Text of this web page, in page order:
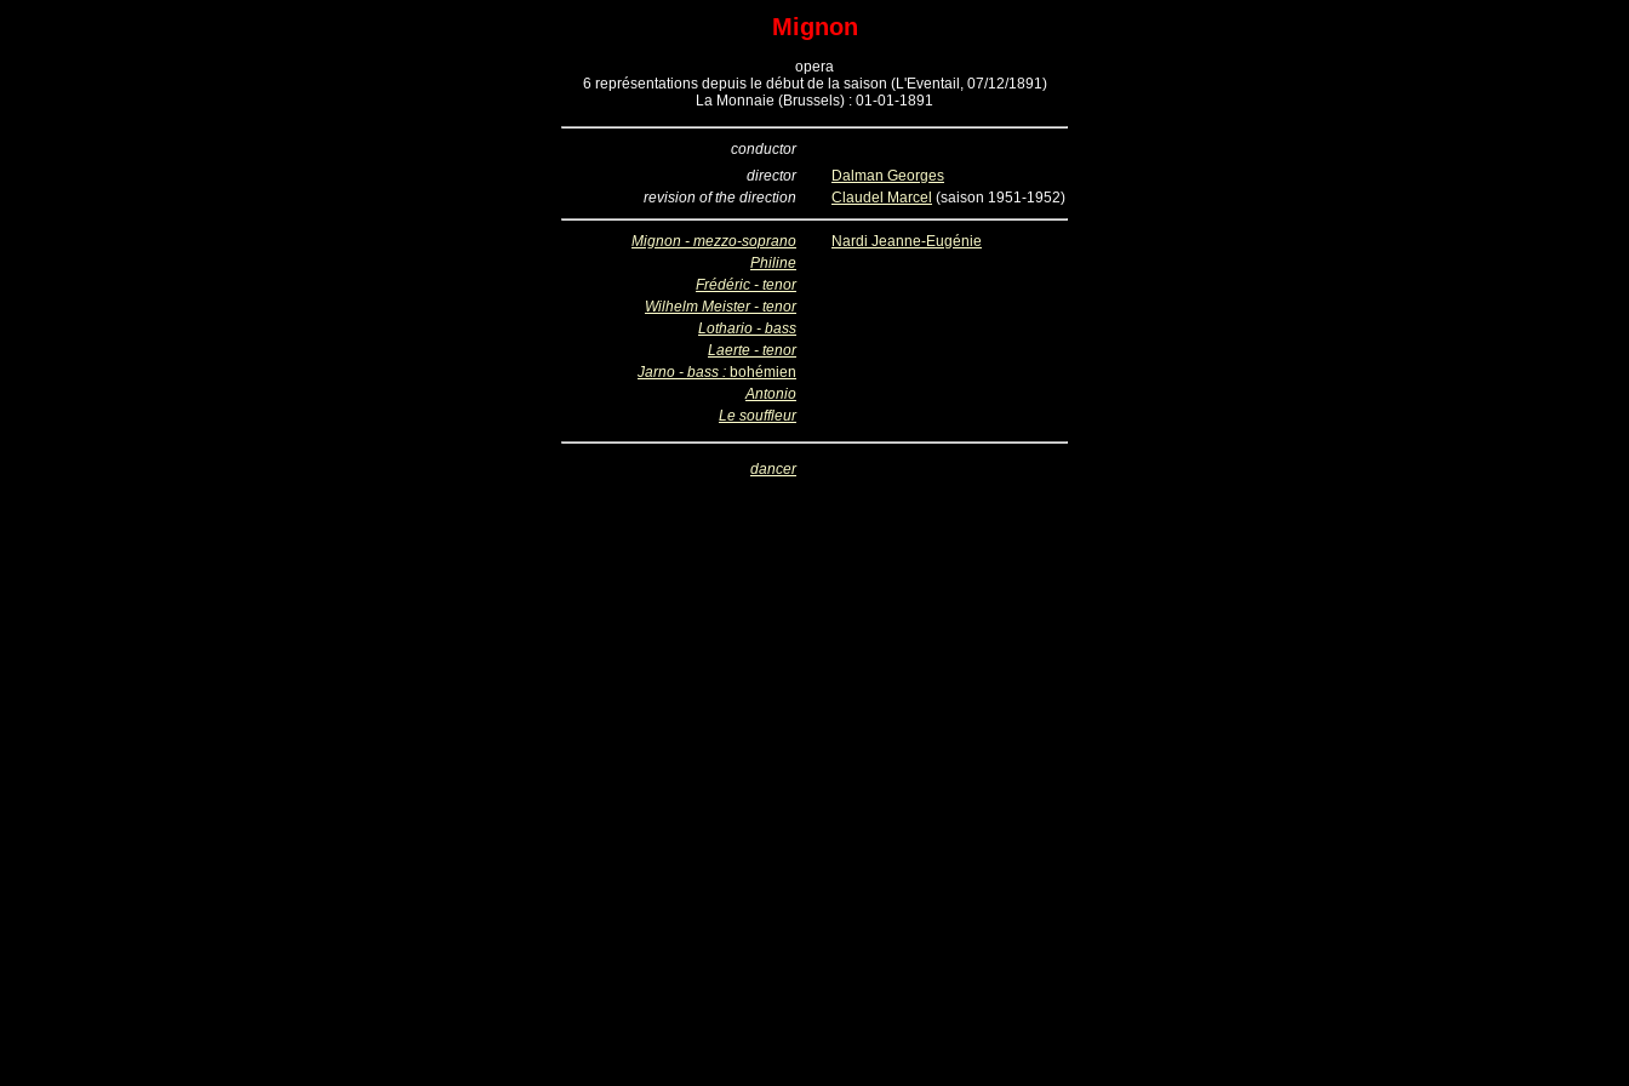
Mignon
opera
6 représentations depuis le début de la saison (L'Eventail, 07/12/1891)
La Monnaie (Brussels) : 01-01-1891
conductor
director
Dalman Georges
revision of the direction
Claudel Marcel (saison 1951-1952)
Mignon - mezzo-soprano
Nardi Jeanne-Eugénie
Philine
Frédéric - tenor
Wilhelm Meister - tenor
Lothario - bass
Laerte - tenor
Jarno - bass : bohémien
Antonio
Le souffleur
dancer